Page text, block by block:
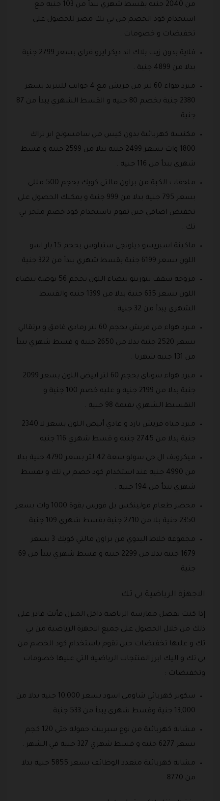
من 2040 جنيه بقسط شهري يبدأ من 103 جنيه مع
استخدام كود الخصم من بي تك مصر للحصول على
تخفيضات و خصومات .
قلاية بدون زيت بلاك اند ديكر ايرو فراي بسعر 2799 جنية
بدلا من 4899 جنية .
مبرد هواء 60 لتر من فريش مع 4 جوانب للتبريد بسعر
2380 جنية بخصم 80 جنيه و القسط الشهري يبدأ من 87
جنية .
مكنسة كهربائية بدون كيس من سامسونج اير تراك
1800 وات بسعر 2499 جنية بدلا من 2599 جنية و قسط
شهري يبدأ من 116 جنيه .
ملحقات الكبة من براون مالتي كويك بحجم 500 مللي
بسعر 795 جنية بدلا من 999 جنية و يمكنك الحصول على
تخفيض اضافي حين تقوم باستخدام كود خصم متجر بي
تك .
ماكينة اسبريسو ديلونجي ستيلوس بحجم 15 بار اسو
اللون بسعر 6199 جنية بقسط شهري يبدأ من 322 جنية .
مروحة سقف بتورينو بيضاء اللون بحجم 56 بوصة بيضاء
اللون بسعر 635 جنية بدلا من 1399 جنيه والقسط
الشهري يبدأ من 32 جنية .
مبرد هواء من فريش بحجم 60 لتر رمادي غامق و برتقالي
بسعر 2520 جنية بدلا من 2650 جنية و قسط شهري يبدأ
من 131 جنية شهريا .
مبرد هواء سوناي بحجم 60 لتر ابيض اللون بسعر 2099
جنية بدلا من 2199 جنية و عليه خصم 100 جنية و
التقسيط الشهري بقيمة 98 جنية .
مبرد مياه فريش بارد و عادي أبيض اللون بسعر لا 2340
جنية بدلا من 2745 جنيه و قسط شهري 116 جنيه .
ميكرويف ال جي سولو سعة 42 لتر بسعر 4790 جنية بدلا
من 4990 جنيه عند استخدام كود خصم بي تك و بقسط
شهري يبدأ من 194 جنية .
محضر طعام مولينكس بل فورس بقوة 1000 وات بسعر
2350 جنية بلا من 2710 جنية بقسط شهري 109 جنية .
مجموعة خلاط اليدوي من براون مالتي كويك 3 بسعر
1679 جنية بدلا من 2299 جنية و قسط شهري يبدأ من 69
جنية .
الاجهزة الرياضية بي تك
إذا كنت تفضل ممارسة الرياضة داخل المنزل فأنت قادر على
ذلك من خلال الحصول على جميع الاجهزة الرياضية من بي
تك و عليها تخفيضات حين تقوم باستخدام كود الخصم من
بي تك و اليك ابرز المنتجات الرياضية التي عليها خصومات
وتخفيضات :
سكوتر كهربائي شاومي اسود بسعر 10,000 جنيه بدلا من
13,000 جنية وقسط شهري يبدأ من 533 جنية .
مشاية كهربائية من نوع سبرينت حمولة حتى 120 كجم
بسعر 6277 جنيه و قسط شهري 327 جنية في الشهر .
مشاية كهربائية متعدد الوظائف بسعر 5855 جنية بدلا
من 8770